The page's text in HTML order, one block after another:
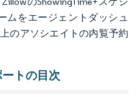
ムをエージェントダッシュ
のアソシエイトの内覧予約
トの目次